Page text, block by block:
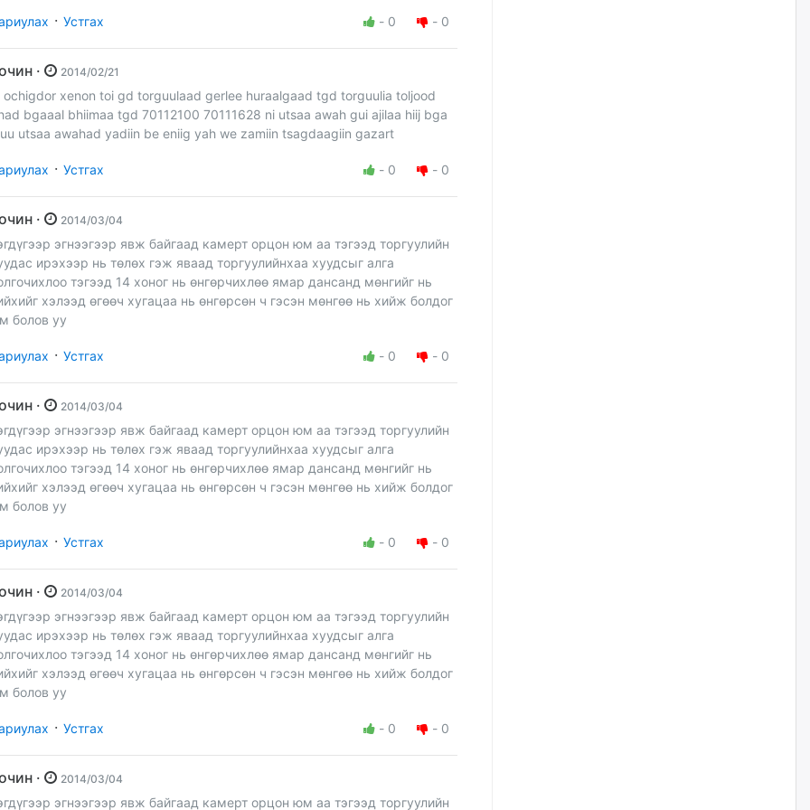
· Устгах - 0 - 0
Зочин · 2014/02/21
ochigdor xenon toi gd torguulaad gerlee huraalgaad tgd torguulia toljood
bgaaal bhiimaa tgd 70112100 70111628 ni utsaa awah gui ajilaa hiij bga
utsaa awahad yadiin be eniig yah we zamiin tsagdaagiin gazart
· Устгах - 0 - 0
Зочин · 2014/03/04
эгнээгээр явж байгаад камерт орцон юм аа тэгээд торгуулийн
ирэхээр нь төлөх гэж яваад торгуулийнхаа хуудсыг алга
тэгээд 14 хоног нь өнгөрчихлөө ямар дансанд мөнгийг нь
хэлээд өгөөч хугацаа нь өнгөрсөн ч гэсэн мөнгөө нь хийж болдог
болов уу
· Устгах - 0 - 0
Зочин · 2014/03/04
эгнээгээр явж байгаад камерт орцон юм аа тэгээд торгуулийн
ирэхээр нь төлөх гэж яваад торгуулийнхаа хуудсыг алга
тэгээд 14 хоног нь өнгөрчихлөө ямар дансанд мөнгийг нь
хэлээд өгөөч хугацаа нь өнгөрсөн ч гэсэн мөнгөө нь хийж болдог
болов уу
· Устгах - 0 - 0
Зочин · 2014/03/04
эгнээгээр явж байгаад камерт орцон юм аа тэгээд торгуулийн
ирэхээр нь төлөх гэж яваад торгуулийнхаа хуудсыг алга
тэгээд 14 хоног нь өнгөрчихлөө ямар дансанд мөнгийг нь
хэлээд өгөөч хугацаа нь өнгөрсөн ч гэсэн мөнгөө нь хийж болдог
болов уу
· Устгах - 0 - 0
Зочин · 2014/03/04
эгнээгээр явж байгаад камерт орцон юм аа тэгээд торгуулийн